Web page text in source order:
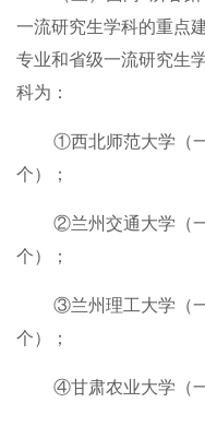
一流研究生学科的重点
专业和省级一流研究生
科为：
①西北师范大学（一
个）；
②兰州交通大学（一
个）；
③兰州理工大学（一
个）；
④甘肃农业大学（一